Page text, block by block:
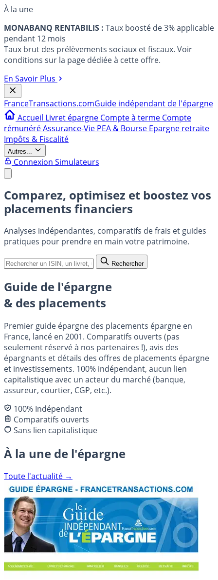
À la une
MONABANQ RENTABILIS : Taux boosté de 3% applicable
pendant 12 mois
Taux brut des prélèvements sociaux et fiscaux. Voir
conditions sur la page dédiée à cette offre.
En Savoir Plus
FranceTransactions.comGuide indépendant de l'épargne
Accueil Livret épargne Compte à terme Compte
rémunéréAssurance-Vie PEA & Bourse Epargne retraite
Impôts & Fiscalité
Autres...
Connexion Simulateurs
Comparez, optimisez et boostez vos
placements financiers
Analyses indépendantes, comparatifs de frais et guides
pratiques pour prendre en main votre patrimoine.
Rechercher
Guide de l'épargne
& des placements
Premier guide épargne des placements épargne en
France, lancé en 2001. Comparatifs ouverts (pas
seulement réservé à nos partenaires !), avis des
épargnants et détails des offres de placements épargne
et investissements. 100% indépendant, aucun lien
capitalistique avec un acteur du marché (banque,
assureur, courtier, CGP, etc.).
100% Indépendant
Comparatifs ouverts
Sans lien capitalistique
À la une de l'épargne
Toute l'actualité →